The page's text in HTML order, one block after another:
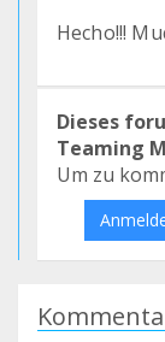
Hecho!!!
Dieses
Teaming
Um zu